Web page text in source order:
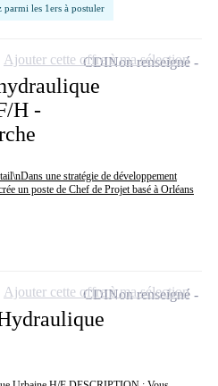
parmi les 1ers à postuler
H -
une stratégie de développement
un poste de Chef de Projet basé à Orléans
CDINon renseigné
Ajouter cette offre à ma sélection
CDINon renseigné
Ajouter cette offre à ma sélection